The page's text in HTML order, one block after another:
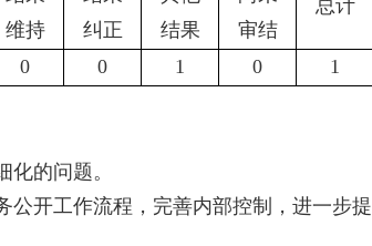
维持
纠正
结果
审结
总计
0 0 1 0 1
的问题。
公开工作流程，完善内部控制，进一步提